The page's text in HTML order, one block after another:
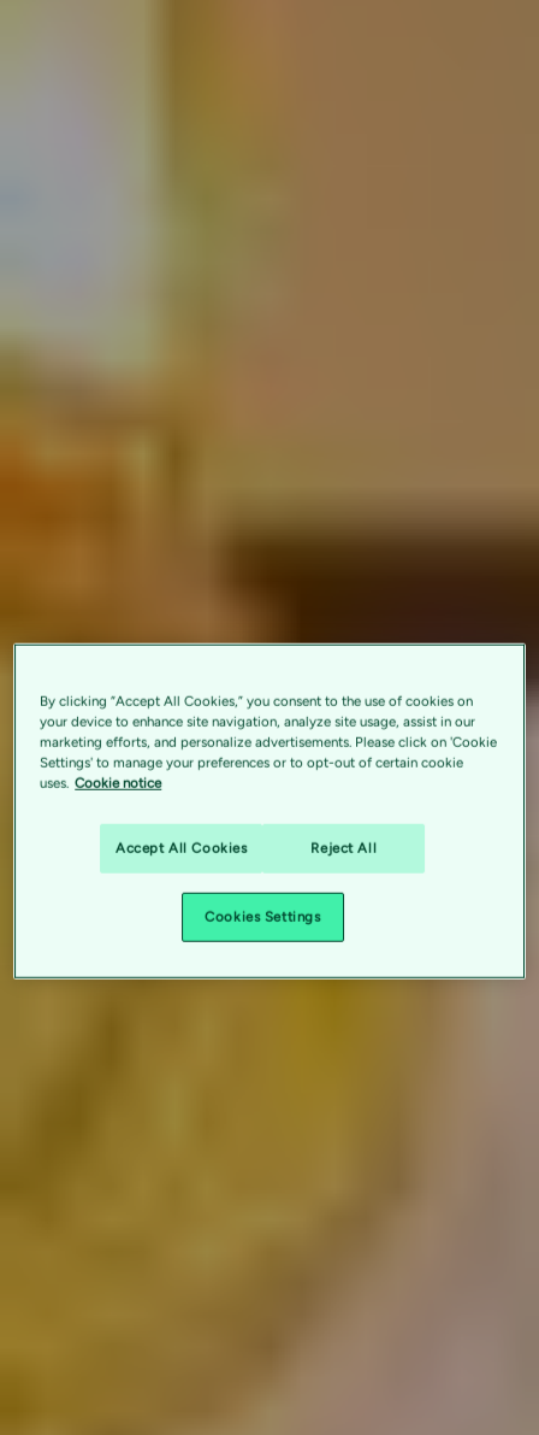
By clicking “Accept All Cookies,” you consent to the use of cookies on
your device to enhance site navigation, analyze site usage, assist in our
marketing efforts, and personalize advertisements. Please click on 'Cookie
Settings' to manage your preferences or to opt-out of certain cookie
uses. Cookie notice
Accept All Cookies Reject All
Cookies Settings